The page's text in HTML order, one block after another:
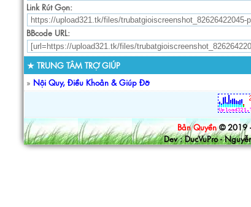
Link Rút Gọn:
BBcode URL:
★ TRUNG TÂM TRỢ GIÚP
» Nội Quy, Điều Khoản & Giúp Đỡ
Bản Quyền © 2019
Dev : DucVuPro -